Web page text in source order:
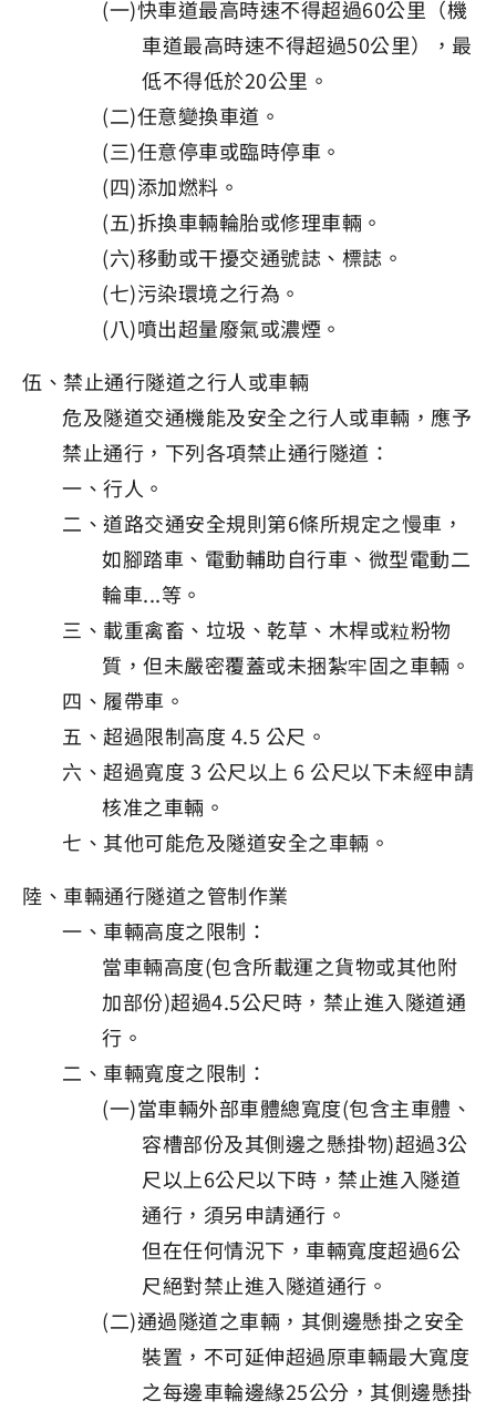
(一)快車道最高時速不得超過60公里（機
車道最高時速不得超過50公里），最
低不得低於20公里。
(二)任意變換車道。
(三)任意停車或臨時停車。
(四)添加燃料。
(五)拆換車輛輪胎或修理車輛。
(六)移動或干擾交通號誌、標誌。
(七)污染環境之行為。
(八)噴出超量廢氣或濃煙。
伍、禁止通行隧道之行人或車輛
危及隧道交通機能及安全之行人或車輛，應予
禁止通行，下列各項禁止通行隧道：
一、行人。
二、道路交通安全規則第6條所規定之慢車，
如腳踏車、電動輔助自行車、微型電動二
輪車...等。
三、載重禽畜、垃圾、乾草、木桿或粒粉物
質，但未嚴密覆蓋或未捆紮牢固之車輛。
四、履帶車。
五、超過限制高度 4.5 公尺。
六、超過寬度 3 公尺以上 6 公尺以下未經申請
核准之車輛。
七、其他可能危及隧道安全之車輛。
陸、車輛通行隧道之管制作業
一、車輛高度之限制：
當車輛高度(包含所載運之貨物或其他附
加部份)超過4.5公尺時，禁止進入隧道通
行。
二、車輛寬度之限制：
(一)當車輛外部車體總寬度(包含主車體、
容槽部份及其側邊之懸掛物)超過3公
尺以上6公尺以下時，禁止進入隧道
通行，須另申請通行。
但在任何情況下，車輛寬度超過6公
尺絕對禁止進入隧道通行。
(二)通過隧道之車輛，其側邊懸掛之安全
裝置，不可延伸超過原車輛最大寬度
之每邊車輪邊緣25公分，其側邊懸掛